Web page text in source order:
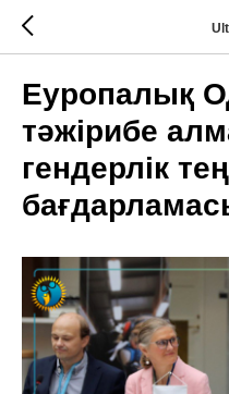
Еуропалық
тәжірибе
гендерлік